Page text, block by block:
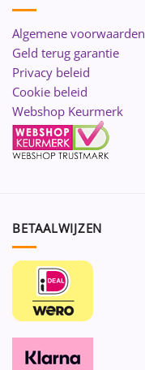
Algemene voorwaarden
Geld terug garantie
Privacy beleid
Cookie beleid
Webshop Keurmerk
BETAALWIJZEN